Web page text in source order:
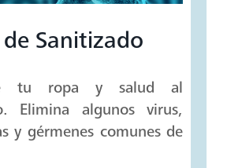
Sanitizado
tu ropa y salud al
Elimina algunos virus,
y gérmenes comunes de